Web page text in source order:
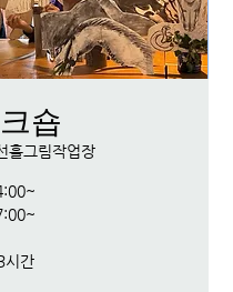
숍
흘그림작업장
시간